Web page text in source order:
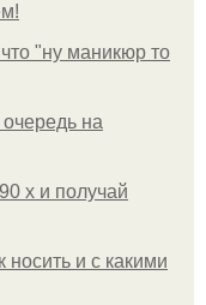
"ну маникюр то
на
х и получай
носить и с какими